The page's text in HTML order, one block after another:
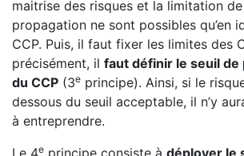
maitrise des risques et la limitation
propagation ne sont possibles qu’en
CCP. Puis, il faut fixer les limites des
précisément, il faut définir le seuil de
du CCP (3e principe). Ainsi, si le
dessous du seuil acceptable, il n’y
à entreprendre.
Le 4e principe consiste à déployer le